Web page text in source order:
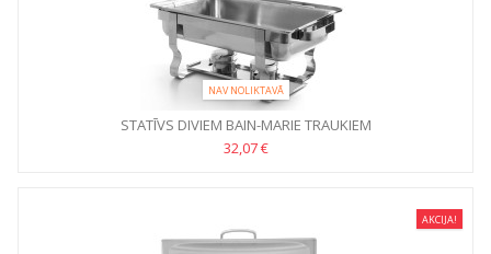
NAV NOLIKTAVĀ
STATĪVS DIVIEM BAIN-MARIE TRAUKIEM
32,07 €
AKCIJA!